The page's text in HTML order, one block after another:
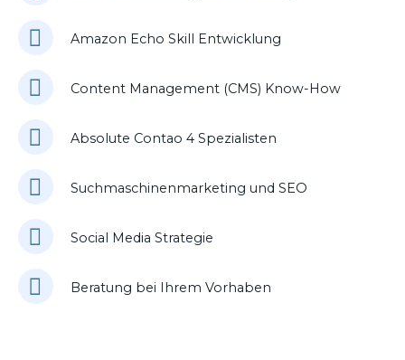
Amazon Echo Skill Entwicklung
Content Management (CMS) Know-How
Absolute Contao 4 Spezialisten
Suchmaschinenmarketing und SEO
Social Media Strategie
Beratung bei Ihrem Vorhaben